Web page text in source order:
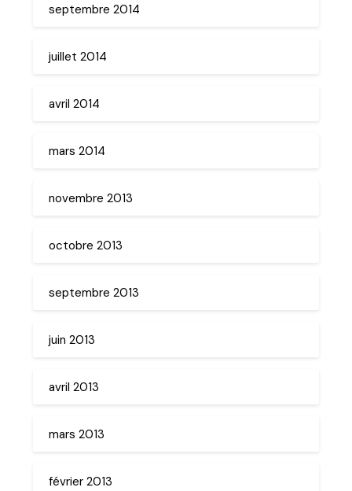
septembre 2014
juillet 2014
avril 2014
mars 2014
novembre 2013
octobre 2013
septembre 2013
juin 2013
avril 2013
mars 2013
février 2013